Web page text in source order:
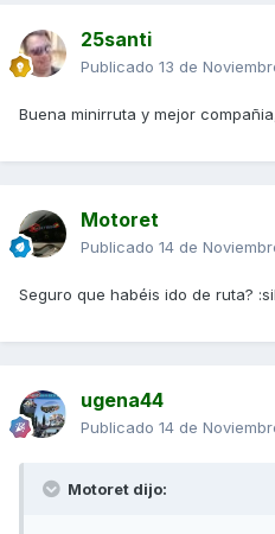
25santi
Publicado 13 de
Buena minirruta y mejor
Motoret
Publicado 14 de
Seguro que habéis ido de ruta?
ugena44
Publicado 14 de
Motoret dijo: